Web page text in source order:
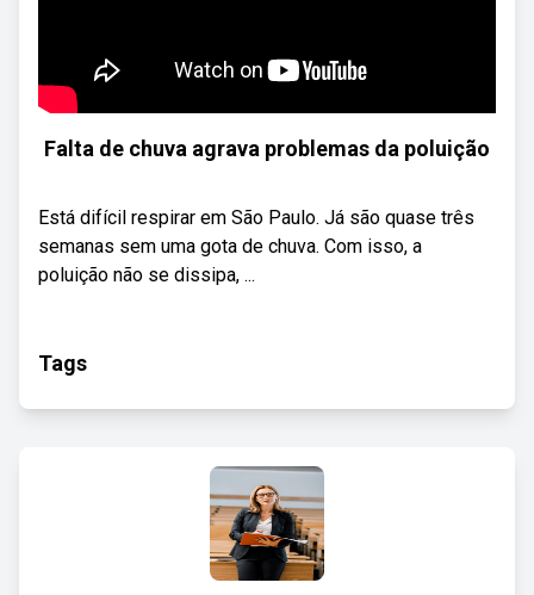
Falta de chuva agrava problemas da poluição
Está difícil respirar em São Paulo. Já são quase três
semanas sem uma gota de chuva. Com isso, a
poluição não se dissipa, ...
Tags